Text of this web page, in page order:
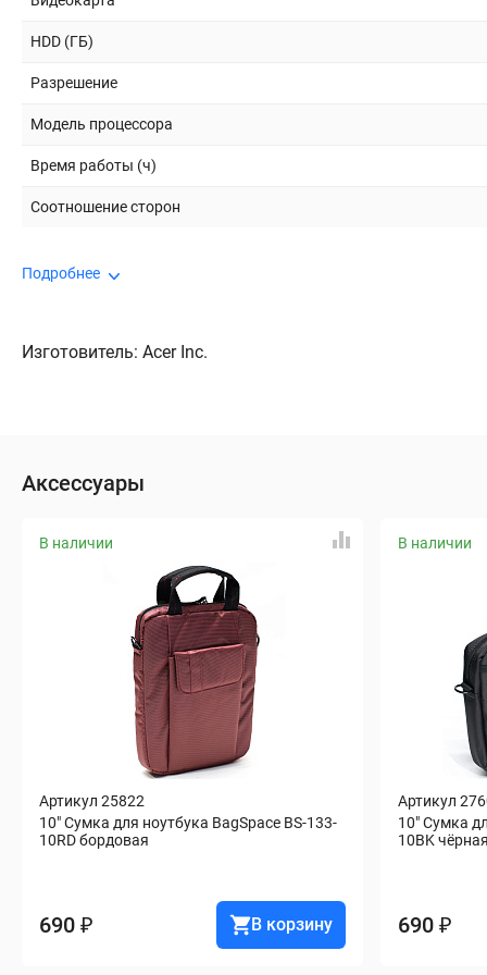
HDD (ГБ)
Разрешение
Модель процессора
Время работы (ч)
Соотношение сторон
Подробнее
Изготовитель: Acer Inc.
Аксессуары
В наличии
Артикул 25822
10" Сумка для ноутбука BagSpace BS-133-
10RD бордовая
690 ₽ В корзину
В наличии
Артикул
10" Сумка
10BK чёрная
690 ₽